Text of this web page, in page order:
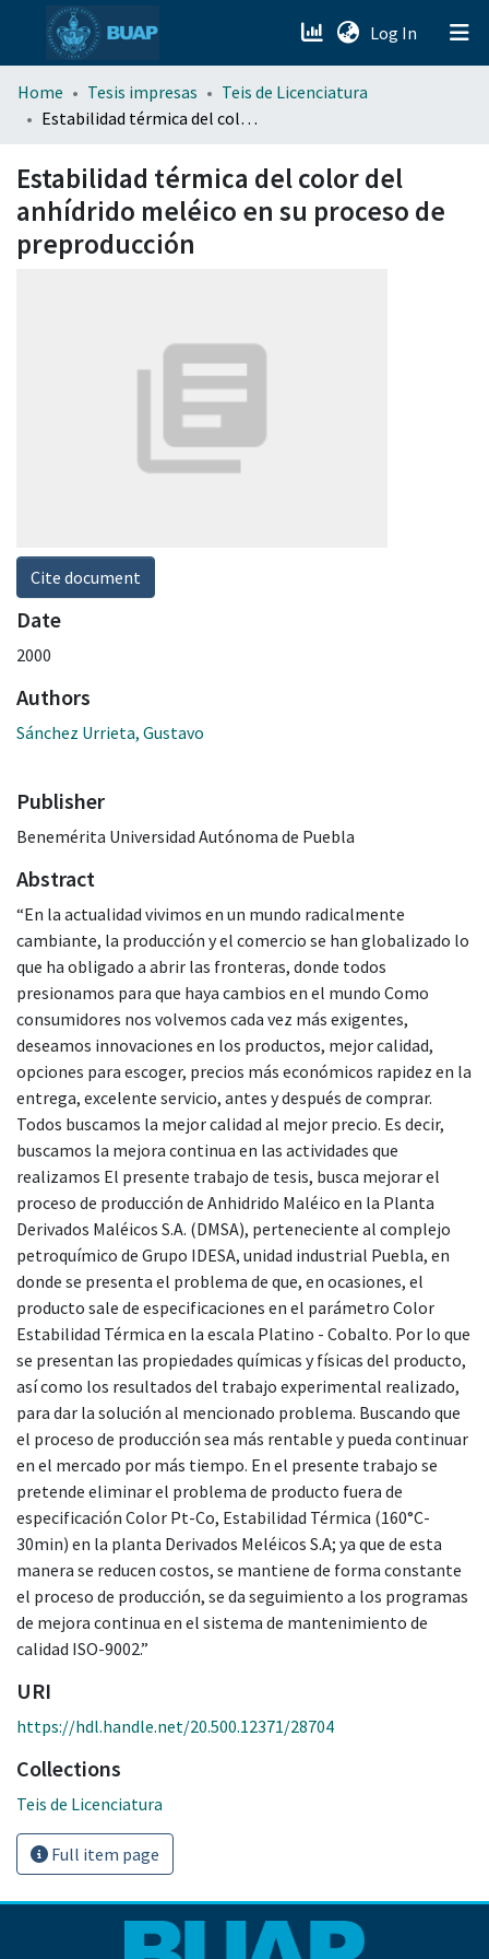
Log In (current)
menu.section.about_menu
Home Tesis impresas
Teis de Licenciatura
Estabilidad térmica del color del anhídrido meléico en su proceso de preproducción
Estabilidad térmica del color del
anhídrido meléico en su proceso de
preproducción
Cite document
Date
2000
Authors
Sánchez Urrieta, Gustavo
Publisher
Benemérita Universidad Autónoma de Puebla
Abstract
“En la actualidad vivimos en un mundo radicalmente
cambiante, la producción y el comercio se han globalizado lo
que ha obligado a abrir las fronteras, donde todos
presionamos para que haya cambios en el mundo Como
consumidores nos volvemos cada vez más exigentes,
deseamos innovaciones en los productos, mejor calidad,
opciones para escoger, precios más económicos rapidez en la
entrega, excelente servicio, antes y después de comprar.
Todos buscamos la mejor calidad al mejor precio. Es decir,
buscamos la mejora continua en las actividades que
realizamos El presente trabajo de tesis, busca mejorar el
proceso de producción de Anhidrido Maléico en la Planta
Derivados Maléicos S.A. (DMSA), perteneciente al complejo
petroquímico de Grupo IDESA, unidad industrial Puebla, en
donde se presenta el problema de que, en ocasiones, el
producto sale de especificaciones en el parámetro Color
Estabilidad Térmica en la escala Platino - Cobalto. Por lo que
se presentan las propiedades químicas y físicas del producto,
así como los resultados del trabajo experimental realizado,
para dar la solución al mencionado problema. Buscando que
el proceso de producción sea más rentable y pueda continuar
en el mercado por más tiempo. En el presente trabajo se
pretende eliminar el problema de producto fuera de
especificación Color Pt-Co, Estabilidad Térmica (160°C-
30min) en la planta Derivados Meléicos S.A; ya que de esta
manera se reducen costos, se mantiene de forma constante
el proceso de producción, se da seguimiento a los programas
de mejora continua en el sistema de mantenimiento de
calidad ISO-9002.”
URI
https://hdl.handle.net/20.500.12371/28704
Collections
Teis de Licenciatura
Full item page